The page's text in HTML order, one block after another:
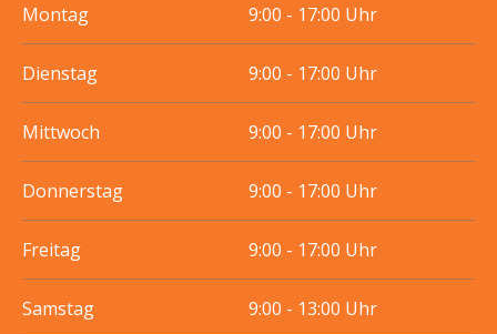
Montag 9:00 - 17:00 Uhr
Dienstag 9:00 - 17:00 Uhr
Mittwoch 9:00 - 17:00 Uhr
Donnerstag 9:00 - 17:00 Uhr
Freitag 9:00 - 17:00 Uhr
Samstag 9:00 - 13:00 Uhr